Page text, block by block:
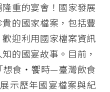
重的宴會！國家發展
的國家檔案，包括豐
迎利用國家檔案資訊
的國宴故事。目前，
想食‧饗時—臺灣飲食
示歷年國宴檔案與紀